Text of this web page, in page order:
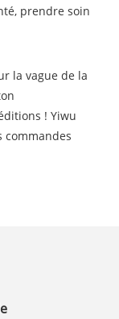
prendre soin
la vague de la
! Yiwu
commandes